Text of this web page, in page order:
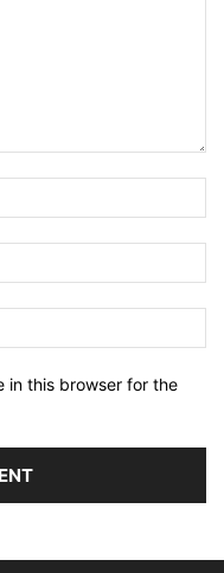
in this browser for the